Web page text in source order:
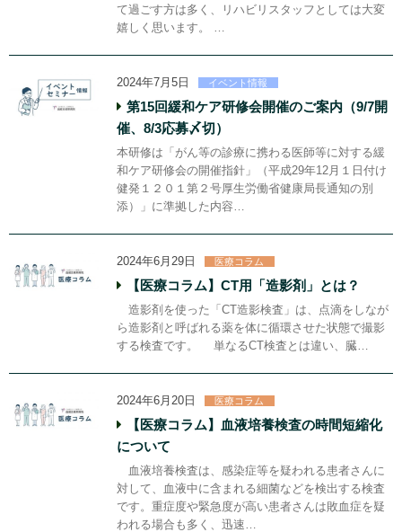
て過ごす方は多く、リハビリスタッフとしては大変
嬉しく思います。 …
2024年7月5日 イベント情報
第15回緩和ケア研修会開催のご案内（9/7開
催、8/3応募〆切）
本研修は「がん等の診療に携わる医師等に対する緩
和ケア研修会の開催指針」（平成29年12月１日付け
健発１２０１第２号厚生労働省健康局長通知の別
添）」に準拠した内容…
2024年6月29日 医療コラム
【医療コラム】CT用「造影剤」とは？
造影剤を使った「CT造影検査」は、点滴をしなが
ら造影剤と呼ばれる薬を体に循環させた状態で撮影
する検査です。 単なるCT検査とは違い、臓…
2024年6月20日 医療コラム
【医療コラム】血液培養検査の時間短縮化
について
血液培養検査は、感染症等を疑われる患者さんに
対して、血液中に含まれる細菌などを検出する検査
です。重症度や緊急度が高い患者さんは敗血症を疑
われる場合も多く、迅速…